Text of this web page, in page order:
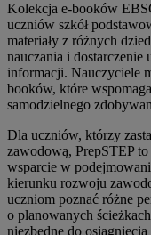
Kolekcja e-booków
uczniów szkół
materiały z różnych
nauczania i dostarczenie
informacji. Nauczyciele
booków, które
samodzielnego
Dla uczniów, którzy
zawodową, PrepSTEP
wsparcie w
kierunku rozwoju
uczniom poznać różne
o planowanych
niezbędne do